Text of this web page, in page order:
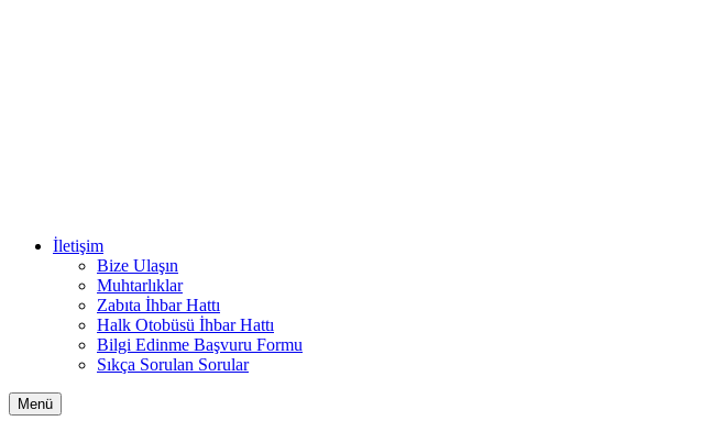
İletişim
Bize Ulaşın
Muhtarlıklar
Zabıta İhbar Hattı
Halk Otobüsü İhbar Hattı
Bilgi Edinme Başvuru Formu
Sıkça Sorulan Sorular
Menü